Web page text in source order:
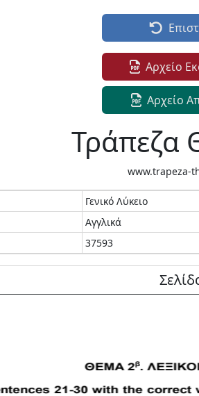
Αρχείο
Αρχείο
Τράπεζα
www.trapeza-
Γενικό Λύκειο
Αγγλικά
37593